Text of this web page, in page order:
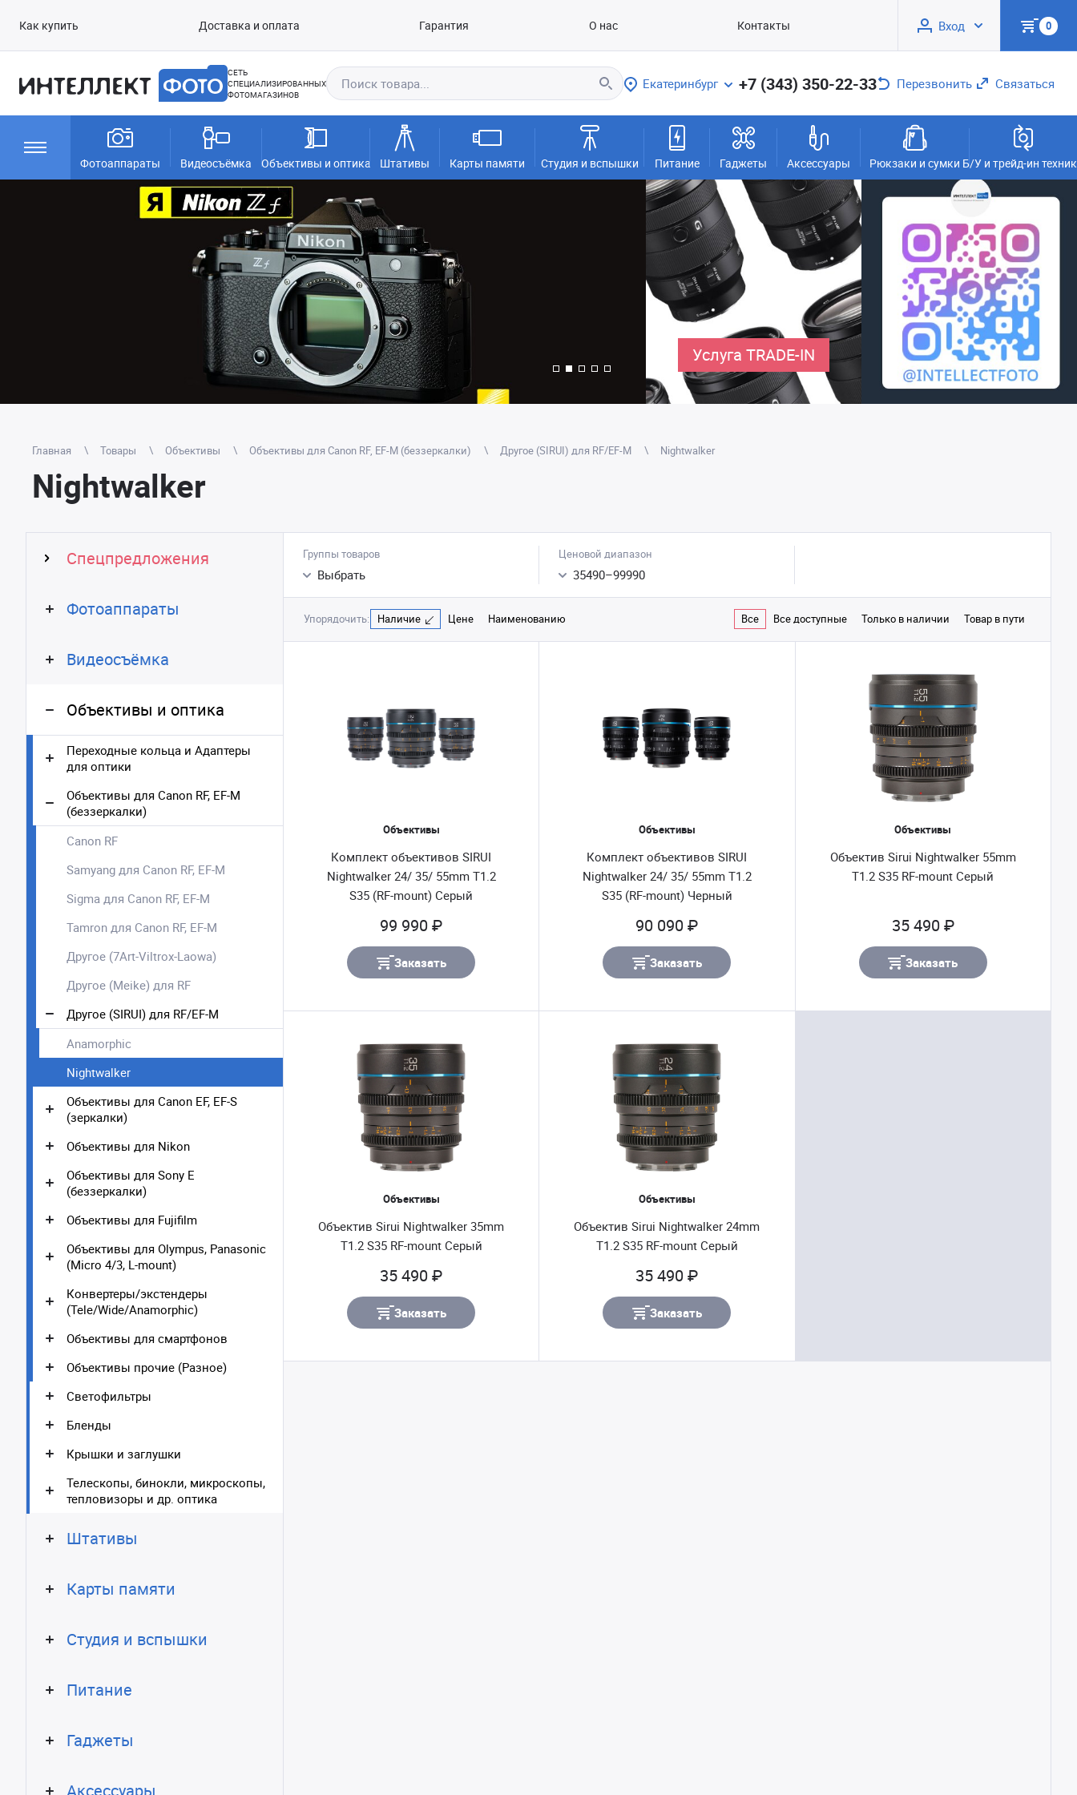
Как купить Доставка и оплата Гарантия О нас Контакты Вход 0
СЕТЬ
СПЕЦИАЛИЗИРОВАННЫХ
ФОТОМАГАЗИНОВ
Екатеринбург +7 (343) 350-22-33 Перезвонить Связаться
Фотоаппараты Видеосъёмка Объективы и оптика Штативы Карты памяти Студия и вспышки Питание Гаджеты Аксессуары Рюкзаки и сумки Б/У и трейд-ин
Услуга TRADE-IN
Главная Товары Объективы Объективы для Canon RF, EF-M (беззеркалки) Другое (SIRUI) для RF/EF-M Nightwalker
Nightwalker
Спецпредложения
Фотоаппараты
Видеосъёмка
Объективы и оптика
Переходные кольца и Адаптеры
для оптики
Объективы для Canon RF, EF-M
(беззеркалки)
Canon RF
Samyang для Canon RF, EF-M
Sigma для Canon RF, EF-M
Tamron для Canon RF, EF-M
Другое (7Art-Viltrox-Laowa)
Другое (Meike) для RF
Другое (SIRUI) для RF/EF-M
Anamorphic
Nightwalker
Объективы для Canon EF, EF-S
(зеркалки)
Объективы для Nikon
Объективы для Sony E
(беззеркалки)
Объективы для Fujifilm
Объективы для Olympus, Panasonic
(Micro 4/3, L-mount)
Конвертеры/экстендеры
(Tele/Wide/Anamorphic)
Объективы для смартфонов
Объективы прочие (Разное)
Светофильтры
Бленды
Крышки и заглушки
Телескопы, бинокли, микроскопы,
тепловизоры и др. оптика
Штативы
Карты памяти
Студия и вспышки
Питание
Гаджеты
Аксессуары
Группы товаров
Выбрать
Ценовой диапазон
35490–99990
Упорядочить: Наличие Цене Наименованию Все Все доступные Только в наличии Товар в пути
Объективы
Комплект объективов SIRUI
Nightwalker 24/ 35/ 55mm T1.2
S35 (RF-mount) Серый
99 990 ₽
Заказать
Объективы
Комплект объективов SIRUI
Nightwalker 24/ 35/ 55mm T1.2
S35 (RF-mount) Черный
90 090 ₽
Заказать
Объективы
Объектив Sirui Nightwalker 55mm
T1.2 S35 RF-mount Серый
35 490 ₽
Заказать
Объективы
Объектив Sirui Nightwalker 35mm
T1.2 S35 RF-mount Серый
35 490 ₽
Заказать
Объективы
Объектив Sirui Nightwalker 24mm
T1.2 S35 RF-mount Серый
35 490 ₽
Заказать